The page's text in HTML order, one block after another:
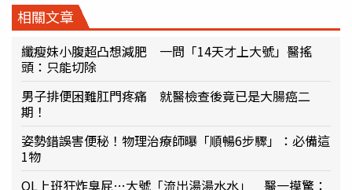
相關文章
纖瘦妹小腹超凸想減肥 一問「14天才上大號」醫搖
頭：只能切除
男子排便困難肛門疼痛 就醫檢查後竟已是大腸癌二
期！
姿勢錯誤害便秘！物理治療師曝「順暢6步驟」：必備這
1物
OL上班狂炸臭屁…大號「流出湯湯水水」 醫一摸驚：